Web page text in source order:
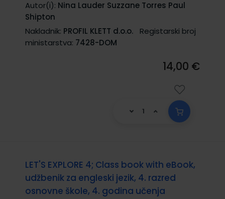
Autor(i): Nina Lauder Suzzane Torres Paul
Shipton
Nakladnik: PROFIL KLETT d.o.o.
Registarski broj
ministarstva: 7428-DOM
14,00 €
LET'S EXPLORE 4; Class book with eBook,
udžbenik za engleski jezik, 4. razred
osnovne škole, 4. godina učenja